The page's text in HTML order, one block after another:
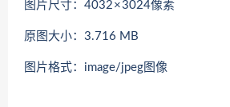
图片尺寸：4032 × 3024像素
原图大小：3.716 MB
图片格式：image/jpeg图像